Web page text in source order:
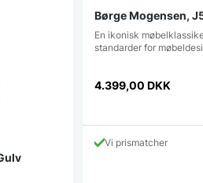
Børge Mogensen,
En ikonisk
standarder for
4.399,00 DKK
Vi prismatcher